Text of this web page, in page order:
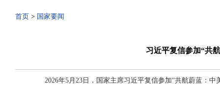
首页 > 国家要闻
习近平复信参加“共
2026年5月23日，国家主席习近平复信参加“共航蔚蓝：